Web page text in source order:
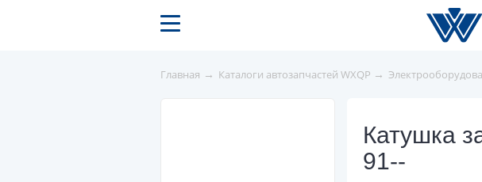
Главная → Каталоги автозапчастей WXQP →
Катушка
91--